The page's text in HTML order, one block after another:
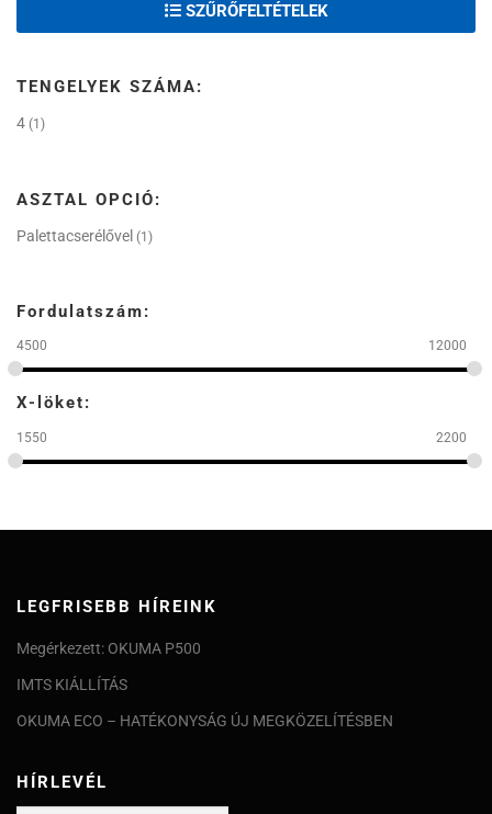
SZŰRŐFELTÉTELEK
TENGELYEK SZÁMA:
4 (1)
ASZTAL OPCIÓ:
Palettacserélővel (1)
Fordulatszám:
4500 12000
X-löket:
1550 2200
LEGFRISEBB HÍREINK
Megérkezett: OKUMA P500
IMTS KIÁLLÍTÁS
OKUMA ECO – HATÉKONYSÁG ÚJ MEGKÖZELÍTÉSBEN
HÍRLEVÉL